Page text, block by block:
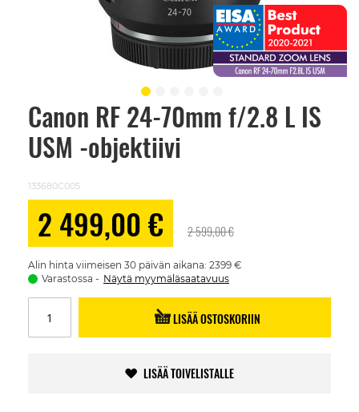
Canon RF 24-70mm f/2.8 L IS
USM -objektiivi
133680C005
2 499,00 € 2 599,00 €
Alin hinta viimeisen 30 päivän aikana: 2399 €
Varastossa
Näytä myymäläsaatavuus
LISÄÄ OSTOSKORIIN
LISÄÄ TOIVELISTALLE
Skip
beginning
images
gallery